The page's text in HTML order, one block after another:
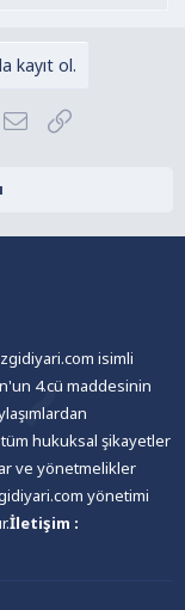
kayıt ol.
E-posta
isimli
4.cü maddesinin
tüm hukuksal şikayetler
ve yönetmelikler
yönetimi
İletişim :